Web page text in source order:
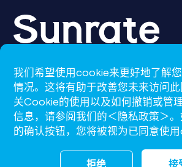
CN-S
support@sunrate.com
我们希望使用cookie来更好地了解
情况。这将有助于改善您未来访问
关Cookie的使用以及如何撤销或管
信息，请参阅我们的＜隐私政策＞
的确认按钮，您将被视为已同意使用
拒绝 接